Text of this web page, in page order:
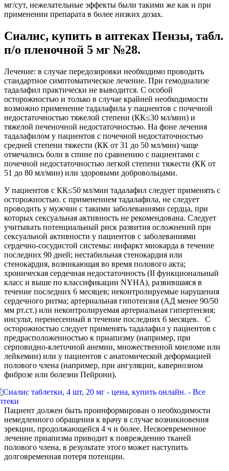
мг/сут, нежелательные эффекты были такими же как и при
применении препарата в более низких дозах.
Сиалис, купить в аптеках Пензы, табл.
п/о пленочной 5 мг №28.
Лечение: в случае передозировки необходимо проводить
стандартное симптоматическое лечение. При гемодиализе
тадалафил практически не выводится. С особой
осторожностью и только в случае крайней необходимости
возможно применение тадалафила у пациентов с почечной
недостаточностью тяжелой степени (КК≤30 мл/мин) и
тяжелой печеночной недостаточностью. На фоне лечения
тадалафилом у пациентов с почечной недостаточностью
средней степени тяжести (КК от 31 до 50 мл/мин) чаще
отмечались боли в спине по сравнению с пациентами с
почечной недостаточностью легкой степени тяжести (КК от
51 до 80 мл/мин) или здоровыми добровольцами.
У пациентов с КК≤50 мл/мин тадалафил следует применять с
осторожностью. с применением тадалафила, не следует
проводить у мужчин с такими заболеваниями сердца, при
которых сексуальная активность не рекомендована. Следует
учитывать потенциальный риск развития осложнений при
сексуальной активности у пациентов с заболеваниями
сердечно-сосудистой системы: инфаркт миокарда в течение
последних 90 дней; нестабильная стенокардия или
стенокардия, возникающая во время полового акта;
хроническая сердечная недостаточность (II функциональный
класс и выше по классификации NYHA), развившаяся в
течение последних 6 месяцев; неконтролируемые нарушения
сердечного ритма; артериальная гипотензия (АД менее 90/50
мм рт.ст.) или неконтролируемая артериальная гипертензия;
инсульт, перенесенный в течение последних 6 месяцев. С
осторожностью следует применять тадалафил у пациентов с
предрасположенностью к приапизму (например, при
серповидно-клеточной анемии, множественной миеломе или
лейкемии) или у пациентов с анатомической деформацией
полового члена (например, при ангуляции, кавернозном
фиброзе или болезни Пейрони).
Пациент должен быть проинформирован о необходимости
немедленного обращения к врачу в случае возникновения
эрекции, продолжающейся 4 ч и более. Несвоевременное
лечение приапизма приводит к повреждению тканей
полового члена, в результате этого может наступить
долговременная потеря потенции.